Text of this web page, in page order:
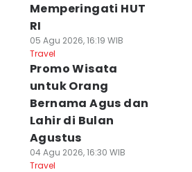
Memperingati HUT
RI
05 Agu 2026, 16:19 WIB
Travel
Promo Wisata
untuk Orang
Bernama Agus dan
Lahir di Bulan
Agustus
04 Agu 2026, 16:30 WIB
Travel